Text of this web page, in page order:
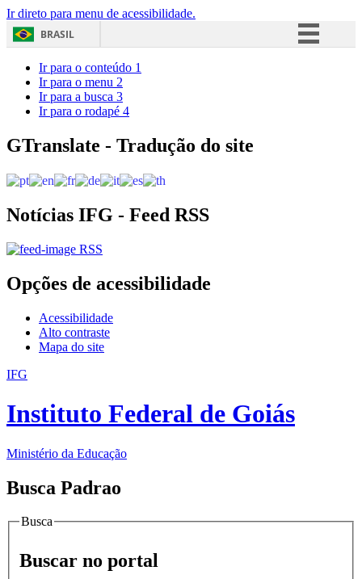
Ir direto para menu de acessibilidade.
BRASIL
Acesso à informação
Ir para o conteúdo 1
Ir para o menu 2
Ir para a busca 3
Ir para o rodapé 4
GTranslate - Tradução do site
Notícias IFG - Feed RSS
RSS
Opções de acessibilidade
Acessibilidade
Alto contraste
Mapa do site
IFG
Instituto Federal de Goiás
Ministério da Educação
Busca Padrao
Busca
Buscar no portal